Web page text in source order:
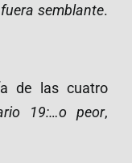
semblante.
de las cuatro
19:…o peor,